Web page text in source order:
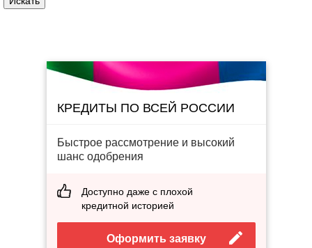
КРЕДИТЫ ПО ВСЕЙ РОССИИ
Быстрое рассмотрение и высокий
шанс одобрения
Доступно даже с плохой
кредитной историей
Оформить заявку